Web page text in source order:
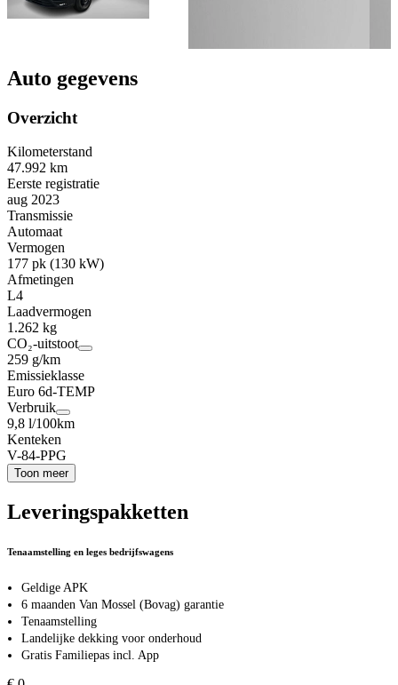
Auto gegevens
Overzicht
Kilometerstand
47.992 km
Eerste registratie
aug 2023
Transmissie
Automaat
Vermogen
177 pk (130 kW)
Afmetingen
L4
Laadvermogen
1.262 kg
CO₂-uitstoot
259 g/km
Emissieklasse
Euro 6d-TEMP
Verbruik
9,8 l/100km
Kenteken
V-84-PPG
Toon meer
Leveringspakketten
Tenaamstelling en leges bedrijfswagens
Geldige APK
6 maanden Van Mossel (Bovag) garantie
Tenaamstelling
Landelijke dekking voor onderhoud
Gratis Familiepas incl. App